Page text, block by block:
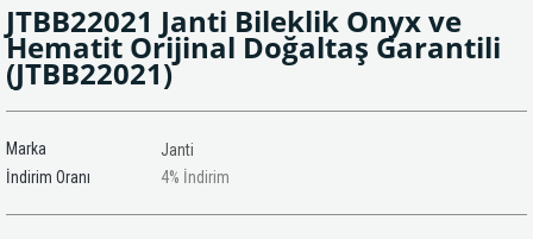
JTBB22021 Janti Bileklik Onyx ve
Hematit Orijinal Doğaltaş Garantili
(JTBB22021)
Marka
Janti
İndirim Oranı
%
4 İndirim